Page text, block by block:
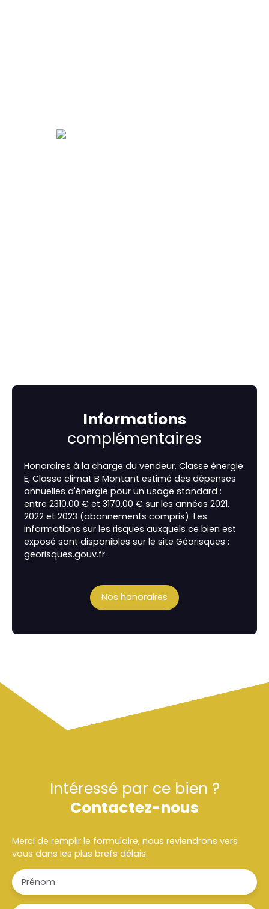
Informations
complémentaires
Honoraires à la charge du vendeur. Classe énergie
E, Classe climat B Montant estimé des dépenses
annuelles d'énergie pour un usage standard :
entre 2310.00 € et 3170.00 € sur les années 2021,
2022 et 2023 (abonnements compris). Les
informations sur les risques auxquels ce bien est
exposé sont disponibles sur le site Géorisques :
georisques.gouv.fr.
Nos honoraires
Intéressé par ce bien ?
Contactez-nous
Merci de remplir le formulaire, nous reviendrons vers
vous dans les plus brefs délais.
Prénom